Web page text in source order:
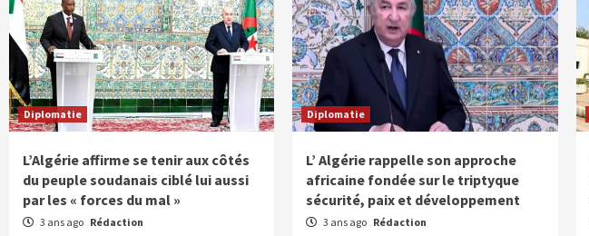
Diplomatie
L’Algérie affirme se tenir aux côtés
du peuple soudanais ciblé lui aussi
par les « forces du mal »
3 ans ago Rédaction
Diplomatie
L’ Algérie rappelle son approche
africaine fondée sur le triptyque
sécurité, paix et développement
3 ans ago Rédaction